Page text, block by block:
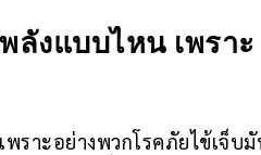
งแบบไหน เพราะ
ราะอย่างพวกโรคภัยไข้เจ็บ